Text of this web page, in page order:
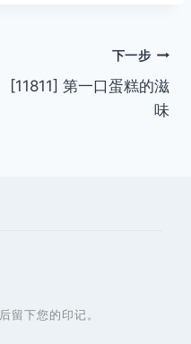
下一步
[11811] 第一口蛋糕的滋
味
后留下您的印记。